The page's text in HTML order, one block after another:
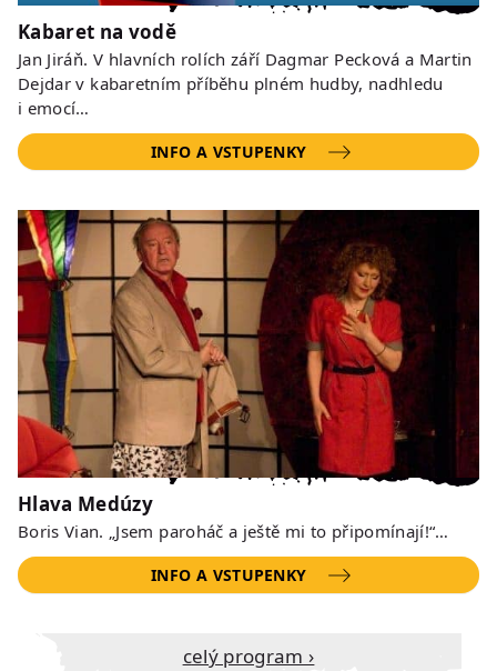
Kabaret na vodě
Jan Jiráň. V hlavních rolích září Dagmar Pecková a Martin
Dejdar v kabaretním příběhu plném hudby, nadhledu
i emocí…
INFO A VSTUPENKY
Hlava Medúzy
Boris Vian. „Jsem paroháč a ještě mi to připomínají!“…
INFO A VSTUPENKY
Celý program ›